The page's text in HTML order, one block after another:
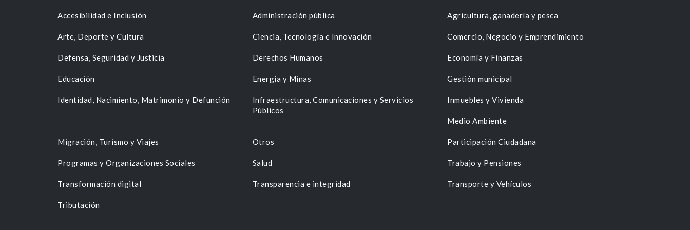
Accesibilidad e Inclusión Administración pública Agricultura, ganadería y pesca
Arte, Deporte y Cultura Ciencia, Tecnología e Innovación Comercio, Negocio y Emprendimiento
Defensa, Seguridad y Justicia Derechos Humanos Economía y Finanzas
Educación Energía y Minas Gestión municipal
Identidad, Nacimiento, Matrimonio y Defunción
Infraestructura, Comunicaciones y Servicios
Públicos
Inmuebles y Vivienda
Medio Ambiente
Migración, Turismo y Viajes Otros Participación Ciudadana
Programas y Organizaciones Sociales Salud Trabajo y Pensiones
Transformación digital Transparencia e integridad Transporte y Vehículos
Tributación